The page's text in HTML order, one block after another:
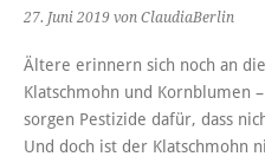
27. Juni 2019 von ClaudiaBerlin
Ältere erinnern sich noch an
Klatschmohn und Kornblumen
sorgen Pestizide dafür, dass
Und doch ist der Klatschmohn